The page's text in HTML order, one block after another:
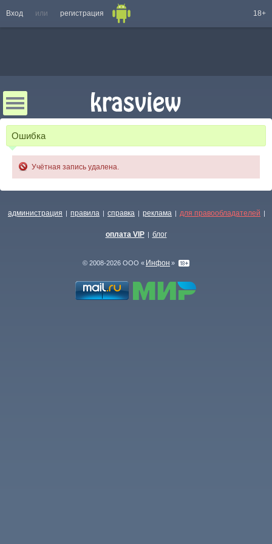
Вход или регистрация 18+
Ошибка
Учётная запись удалена.
администрация | правила | справка | реклама | для правообладателей |
оплата VIP | блог
© 2008-2026 ООО « Инфон »